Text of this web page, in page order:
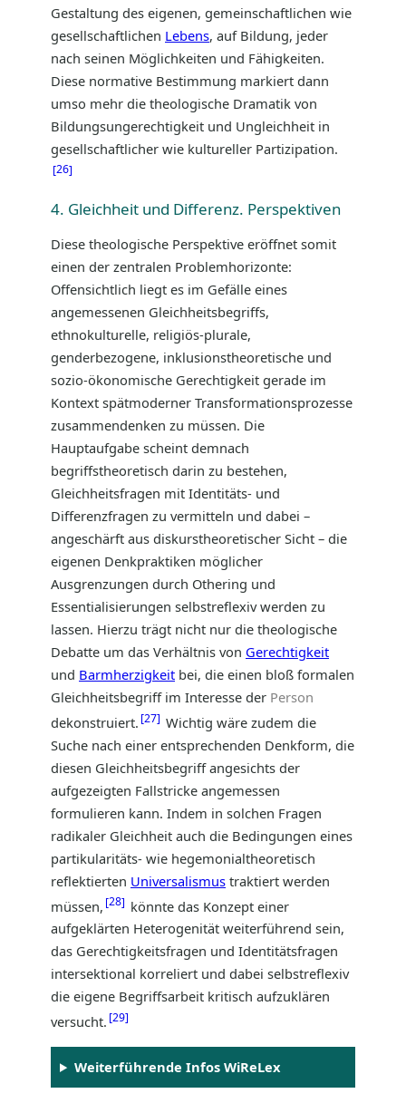
Gestaltung des eigenen, gemeinschaftlichen wie
gesellschaftlichen Lebens, auf Bildung, jeder
nach seinen Möglichkeiten und Fähigkeiten.
Diese normative Bestimmung markiert dann
umso mehr die theologische Dramatik von
Bildungsungerechtigkeit und Ungleichheit in
gesellschaftlicher wie kultureller Partizipation.
26
4. Gleichheit und Differenz. Perspektiven
Diese theologische Perspektive eröffnet somit
einen der zentralen Problemhorizonte:
Offensichtlich liegt es im Gefälle eines
angemessenen Gleichheitsbegriffs,
ethnokulturelle, religiös-plurale,
genderbezogene, inklusionstheoretische und
sozio-ökonomische Gerechtigkeit gerade im
Kontext spätmoderner Transformationsprozesse
zusammendenken zu müssen. Die
Hauptaufgabe scheint demnach
begriffstheoretisch darin zu bestehen,
Gleichheitsfragen mit Identitäts- und
Differenzfragen zu vermitteln und dabei –
angeschärft aus diskurstheoretischer Sicht – die
eigenen Denkpraktiken möglicher
Ausgrenzungen durch Othering und
Essentialisierungen selbstreflexiv werden zu
lassen. Hierzu trägt nicht nur die theologische
Debatte um das Verhältnis von Gerechtigkeit
und Barmherzigkeit bei, die einen bloß formalen
Gleichheitsbegriff im Interesse der Person
dekonstruiert. 27 Wichtig wäre zudem die
Suche nach einer entsprechenden Denkform, die
diesen Gleichheitsbegriff angesichts der
aufgezeigten Fallstricke angemessen
formulieren kann. Indem in solchen Fragen
radikaler Gleichheit auch die Bedingungen eines
partikularitäts- wie hegemonialtheoretisch
reflektierten Universalismus traktiert werden
müssen, 28
könnte das Konzept einer
aufgeklärten Heterogenität weiterführend sein,
das Gerechtigkeitsfragen und Identitätsfragen
intersektional korreliert und dabei selbstreflexiv
die eigene Begriffsarbeit kritisch aufzuklären
versucht. 29
Weiterführende Infos WiReLex